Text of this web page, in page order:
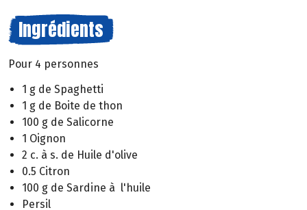
Ingrédients
Pour 4 personnes
1 g de Spaghetti
1 g de Boite de thon
100 g de Salicorne
1 Oignon
2 c. à s. de Huile d'olive
0.5 Citron
100 g de Sardine à l'huile
Persil